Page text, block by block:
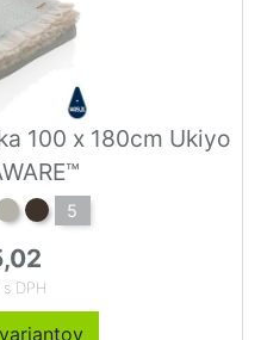
100 x 180cm Ukiyo
5
DPH